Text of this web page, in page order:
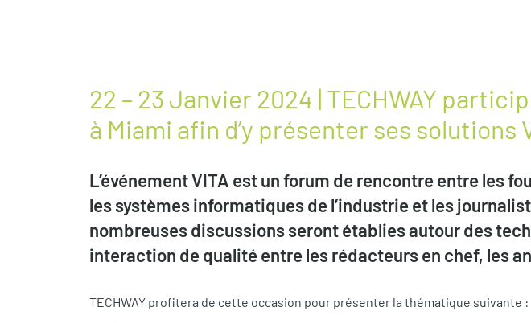
22 – 23 Janvier 2024 | TECHWAY
à Miami afin d’y présenter ses solutions
L’événement VITA est un forum de rencontre entre les
les systèmes informatiques de l’industrie et les
nombreuses discussions seront établies autour des
interaction de qualité entre les rédacteurs en chef, les
TECHWAY profitera de cette occasion pour présenter la thématique suivante :